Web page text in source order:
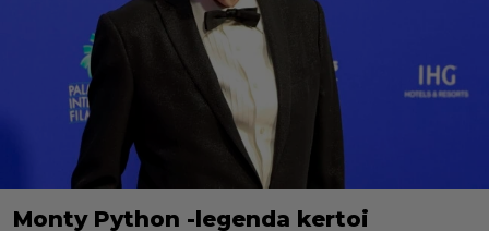
Monty Python -legenda kertoi